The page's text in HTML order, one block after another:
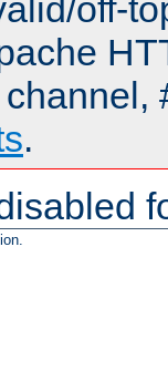
off-
.